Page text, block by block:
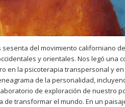
sesenta del movimiento californiano
y orientales. Nos legó una
en la psicoterapia transpersonal y
de la personalidad,
de exploración de nuestro
de transformar el mundo. En un